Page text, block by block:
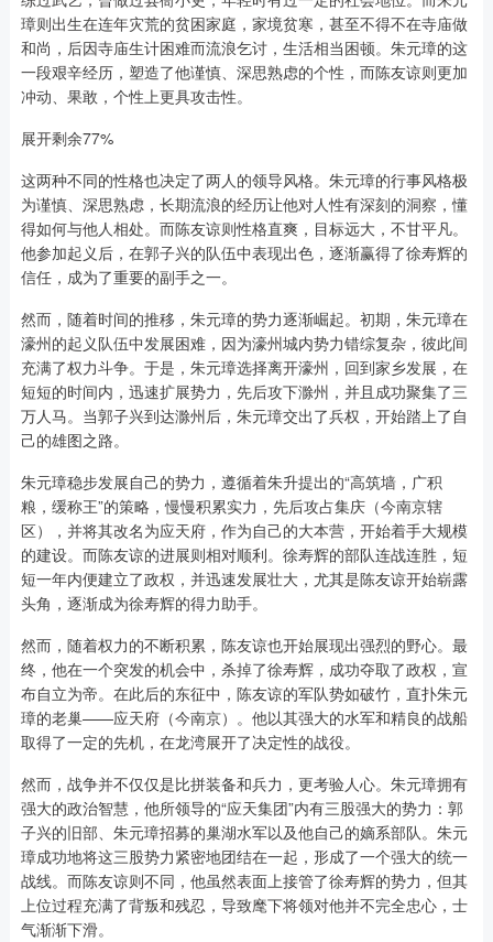
璋则出生在连年灾荒的贫困家庭，家境贫寒，甚至不得不在寺庙做
和尚，后因寺庙生计困难而流浪乞讨，生活相当困顿。朱元璋的这
一段艰辛经历，塑造了他谨慎、深思熟虑的个性，而陈友谅则更加
冲动、果敢，个性上更具攻击性。
展开剩余77%
这两种不同的性格也决定了两人的领导风格。朱元璋的行事风格极
为谨慎、深思熟虑，长期流浪的经历让他对人性有深刻的洞察，懂
得如何与他人相处。而陈友谅则性格直爽，目标远大，不甘平凡。
他参加起义后，在郭子兴的队伍中表现出色，逐渐赢得了徐寿辉的
信任，成为了重要的副手之一。
然而，随着时间的推移，朱元璋的势力逐渐崛起。初期，朱元璋在
濠州的起义队伍中发展困难，因为濠州城内势力错综复杂，彼此间
充满了权力斗争。于是，朱元璋选择离开濠州，回到家乡发展，在
短短的时间内，迅速扩展势力，先后攻下滁州，并且成功聚集了三
万人马。当郭子兴到达滁州后，朱元璋交出了兵权，开始踏上了自
己的雄图之路。
朱元璋稳步发展自己的势力，遵循着朱升提出的“高筑墙，广积
粮，缓称王”的策略，慢慢积累实力，先后攻占集庆（今南京辖
区），并将其改名为应天府，作为自己的大本营，开始着手大规模
的建设。而陈友谅的进展则相对顺利。徐寿辉的部队连战连胜，短
短一年内便建立了政权，并迅速发展壮大，尤其是陈友谅开始崭露
头角，逐渐成为徐寿辉的得力助手。
然而，随着权力的不断积累，陈友谅也开始展现出强烈的野心。最
终，他在一个突发的机会中，杀掉了徐寿辉，成功夺取了政权，宣
布自立为帝。在此后的东征中，陈友谅的军队势如破竹，直扑朱元
璋的老巢——应天府（今南京）。他以其强大的水军和精良的战船
取得了一定的先机，在龙湾展开了决定性的战役。
然而，战争并不仅仅是比拼装备和兵力，更考验人心。朱元璋拥有
强大的政治智慧，他所领导的“应天集团”内有三股强大的势力：郭
子兴的旧部、朱元璋招募的巢湖水军以及他自己的嫡系部队。朱元
璋成功地将这三股势力紧密地团结在一起，形成了一个强大的统一
战线。而陈友谅则不同，他虽然表面上接管了徐寿辉的势力，但其
上位过程充满了背叛和残忍，导致麾下将领对他并不完全忠心，士
气渐渐下滑。